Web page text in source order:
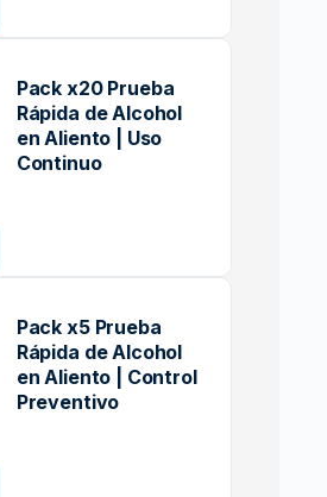
Pack x20 Prueba
Rápida de Alcohol
en Aliento | Uso
Continuo
Pack x5 Prueba
Rápida de Alcohol
en Aliento | Control
Preventivo